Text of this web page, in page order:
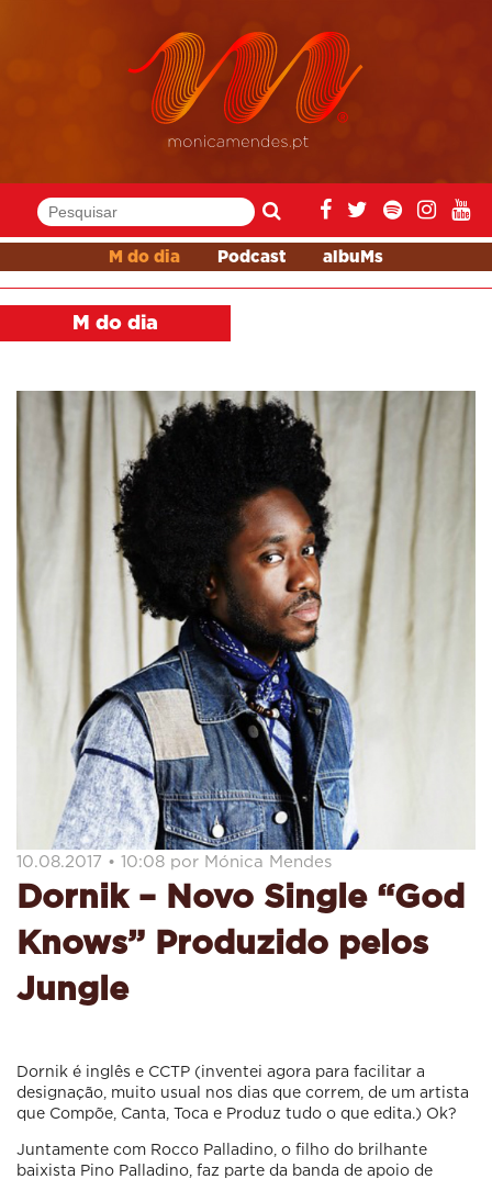
M do dia Podcast albuMs
M do dia
10.08.2017 • 10:08 por Mónica Mendes
Dornik – Novo Single “God
Knows” Produzido pelos
Jungle
Dornik é inglês e CCTP (inventei agora para facilitar a
designação, muito usual nos dias que correm, de um artista
que Compõe, Canta, Toca e Produz tudo o que edita.) Ok?
Juntamente com Rocco Palladino, o filho do brilhante
baixista Pino Palladino, faz parte da banda de apoio de